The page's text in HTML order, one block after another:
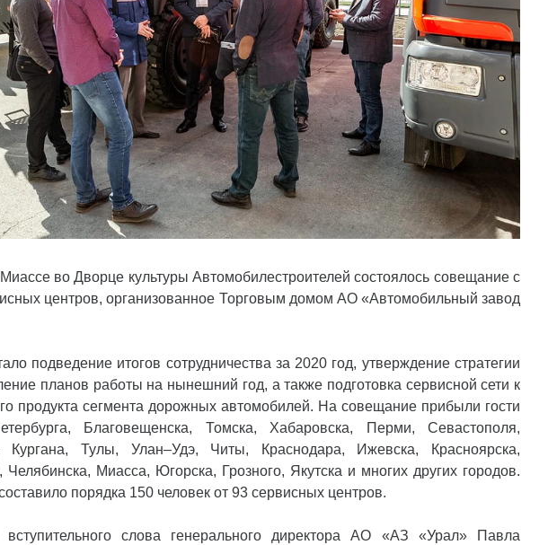
во Дворце культуры Автомобилестроителей состоялось совещание с
центров, организованное Торговым домом АО «Автомобильный завод
подведение итогов сотрудничества за 2020 год, утверждение стратегии
планов работы на нынешний год, а также подготовка сервисной сети к
продукта сегмента дорожных автомобилей. На совещание прибыли гости
Благовещенска, Томска, Хабаровска, Перми, Севастополя,
Кургана, Тулы, Улан–Удэ, Читы, Краснодара, Ижевска, Красноярска,
Челябинска, Миасса, Югорска, Грозного, Якутска и многих других городов.
порядка 150 человек от 93 сервисных центров.
вступительного слова генерального директора АО «АЗ «Урал» Павла